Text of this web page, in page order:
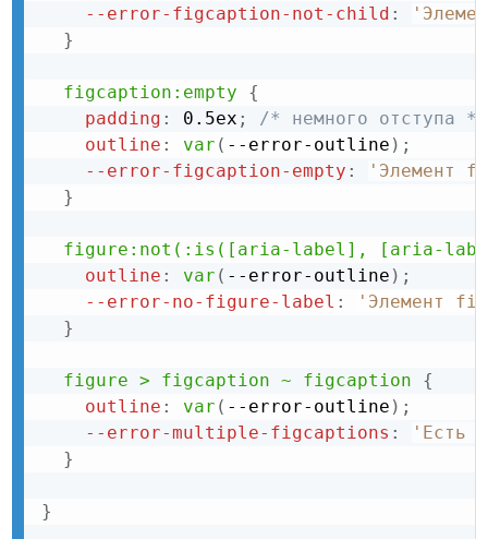
--error-figcaption-not-child :
}
figcaption:empty
{
padding : 0.5ex ;
/* немного отступа */
outline : var ( --error-outline ) ;
--error-figcaption-empty :
'Элемент
}
figure:not(:is([aria-label], [aria-
outline : var ( --error-outline ) ;
--error-no-figure-label :
'Элемент
}
figure > figcaption ~ figcaption
{
outline : var ( --error-outline ) ;
--error-multiple-figcaptions :
'Есть
}
}